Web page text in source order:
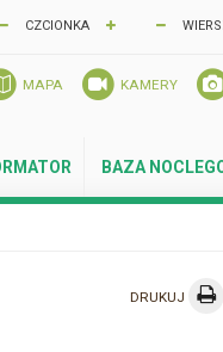
CZCIONKA
MAPA KAMERY
BAZA
DRUKUJ